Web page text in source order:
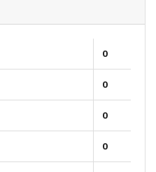
0
0
0
0